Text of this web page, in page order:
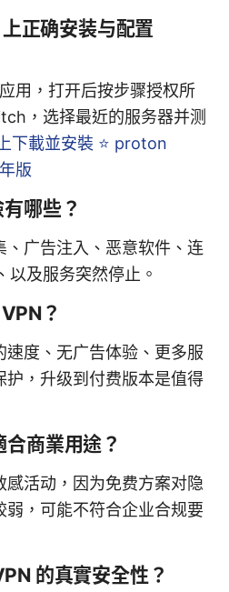
正确安装与配置
用，打开后按步骤授权所
，选择最近的服务器并测
下載並安裝 ⭐ proton
版
哪些？
、广告注入、恶意软件、连
以及服务突然停止。
？
度、无广告体验、更多服
护，升级到付费版本是值得
商業用途？
活动，因为免费方案对隐
，可能不符合企业合规要
的真實安全性？